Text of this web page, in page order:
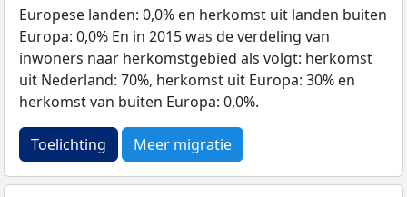
Europese landen: 0,0% en herkomst uit landen buiten
Europa: 0,0% En in 2015 was de verdeling van
inwoners naar herkomstgebied als volgt: herkomst
uit Nederland: 70%, herkomst uit Europa: 30% en
herkomst van buiten Europa: 0,0%.
Toelichting Meer migratie